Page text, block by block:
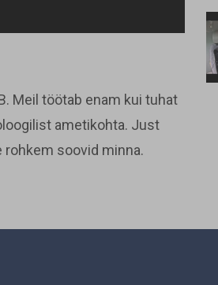
Meil töötab enam kui tuhat
ametikohta. Just
soovid minna.